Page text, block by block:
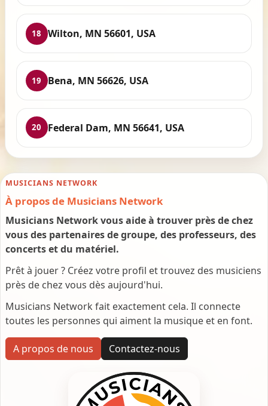
18 Wilton, MN 56601, USA
19 Bena, MN 56626, USA
20 Federal Dam, MN 56641, USA
MUSICIANS NETWORK
À propos de Musicians Network
Musicians Network vous aide à trouver près de chez
vous des partenaires de groupe, des professeurs, des
concerts et du matériel.
Prêt à jouer ? Créez votre profil et trouvez des musiciens
près de chez vous dès aujourd'hui.
Musicians Network fait exactement cela. Il connecte
toutes les personnes qui aiment la musique et en font.
A propos de nous Contactez-nous